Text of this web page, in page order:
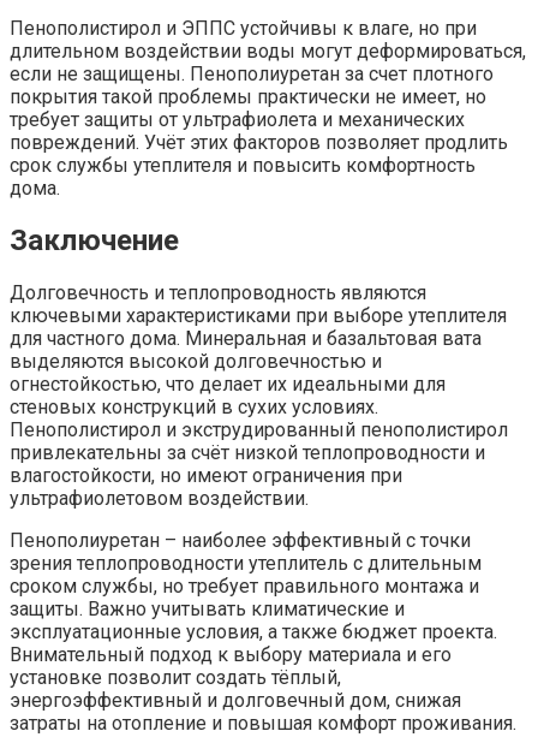
Пенополистирол и ЭППС устойчивы к влаге, но при
длительном воздействии воды могут деформироваться,
если не защищены. Пенополиуретан за счет плотного
покрытия такой проблемы практически не имеет, но
требует защиты от ультрафиолета и механических
повреждений. Учёт этих факторов позволяет продлить
срок службы утеплителя и повысить комфортность
дома.
Заключение
Долговечность и теплопроводность являются
ключевыми характеристиками при выборе утеплителя
для частного дома. Минеральная и базальтовая вата
выделяются высокой долговечностью и
огнестойкостью, что делает их идеальными для
стеновых конструкций в сухих условиях.
Пенополистирол и экструдированный пенополистирол
привлекательны за счёт низкой теплопроводности и
влагостойкости, но имеют ограничения при
ультрафиолетовом воздействии.
Пенополиуретан – наиболее эффективный с точки
зрения теплопроводности утеплитель с длительным
сроком службы, но требует правильного монтажа и
защиты. Важно учитывать климатические и
эксплуатационные условия, а также бюджет проекта.
Внимательный подход к выбору материала и его
установке позволит создать тёплый,
энергоэффективный и долговечный дом, снижая
затраты на отопление и повышая комфорт проживания.